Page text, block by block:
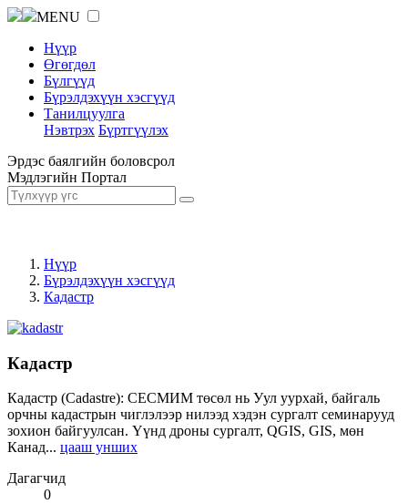
MENU
Нүүр
Өгөгдөл
Бүлгүүд
Бүрэлдэхүүн хэсгүүд
Танилцуулга
Нэвтрэх Бүртгүүлэх
Эрдэс баялгийн боловсрол
Мэдлэгийн Портал
Нүүр
Бүрэлдэхүүн хэсгүүд
Кадастр
Кадастр
Кадастр (Cadastre): СЕСМИМ төсөл нь Уул уурхай, байгаль
орчны кадастрын чиглэлээр нилээд хэдэн сургалт семинарууд
зохион байгуулсан. Үүнд дроны сургалт, QGIS, GIS, мөн
Канад... цааш унших
Дагагчид
0